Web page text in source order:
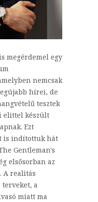
megérdemel egy
nemcsak
hírei, de
tesztek
elittel készült
Ezt
is indítottuk hát
Gentleman's
elsősorban az
A realitás
a
miatt ma